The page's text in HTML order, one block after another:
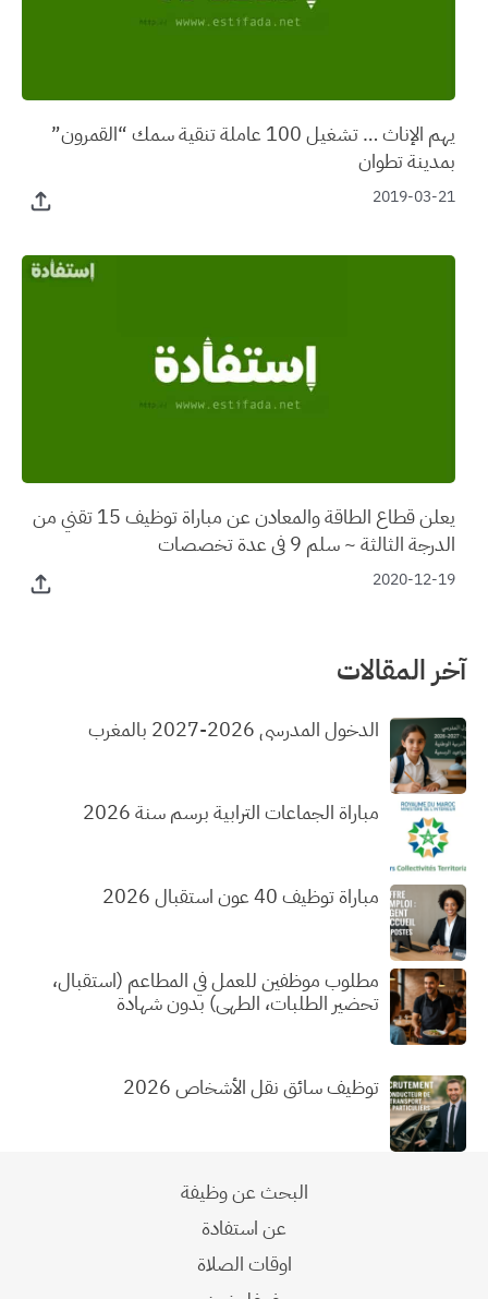
يهم الإناث … تشغيل 100 عاملة تنقية سمك “القمرون”
بمدينة تطوان
2019-03-21
يعلن قطاع الطاقة والمعادن عن مباراة توظيف 15 تقني من
الدرجة الثالثة ~ سلم 9 في عدة تخصصات
2020-12-19
آخر المقالات
الدخول المدرسي 2026-2027 بالمغرب
مباراة الجماعات الترابية برسم سنة 2026
مباراة توظيف 40 عون استقبال 2026
مطلوب موظفين للعمل في المطاعم (استقبال،
تحضير الطلبات، الطهي) بدون شهادة
توظيف سائق نقل الأشخاص 2026
البحث عن وظيفة
عن استفادة
اوقات الصلاة